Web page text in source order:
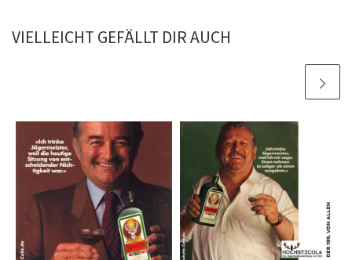
VIELLEICHT GEFÄLLT DIR AUCH